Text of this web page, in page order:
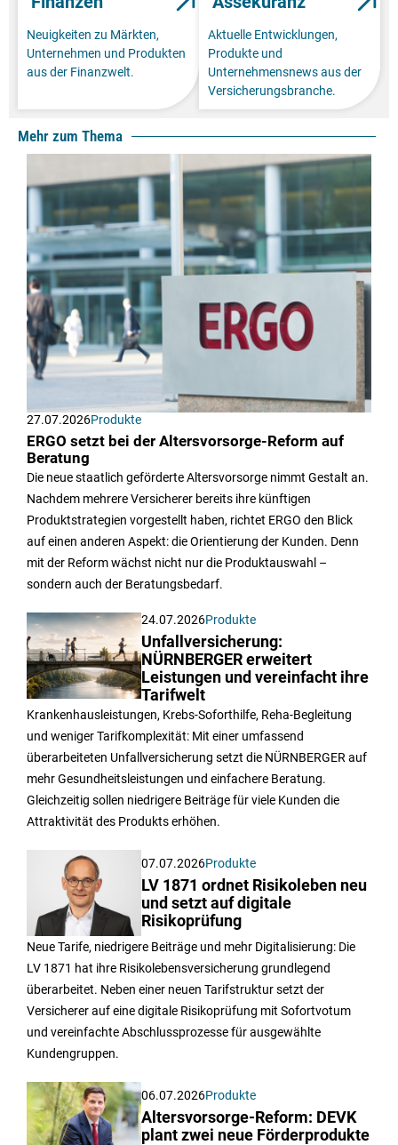
Neuigkeiten zu Märkten,
Unternehmen und Produkten
aus der Finanzwelt.
Aktuelle Entwicklungen,
Produkte und
Unternehmensnews aus der
Versicherungsbranche.
Mehr zum Thema
27.07.2026Produkte
ERGO setzt bei der Altersvorsorge-Reform auf
Beratung
Die neue staatlich geförderte Altersvorsorge nimmt Gestalt an.
Nachdem mehrere Versicherer bereits ihre künftigen
Produktstrategien vorgestellt haben, richtet ERGO den Blick
auf einen anderen Aspekt: die Orientierung der Kunden. Denn
mit der Reform wächst nicht nur die Produktauswahl –
sondern auch der Beratungsbedarf.
24.07.2026Produkte
Unfallversicherung:
NÜRNBERGER erweitert
Leistungen und vereinfacht ihre
Tarifwelt
Krankenhausleistungen, Krebs-Soforthilfe, Reha-Begleitung
und weniger Tarifkomplexität: Mit einer umfassend
überarbeiteten Unfallversicherung setzt die NÜRNBERGER auf
mehr Gesundheitsleistungen und einfachere Beratung.
Gleichzeitig sollen niedrigere Beiträge für viele Kunden die
Attraktivität des Produkts erhöhen.
07.07.2026Produkte
LV 1871 ordnet Risikoleben neu
und setzt auf digitale
Risikoprüfung
Neue Tarife, niedrigere Beiträge und mehr Digitalisierung: Die
LV 1871 hat ihre Risikolebensversicherung grundlegend
überarbeitet. Neben einer neuen Tarifstruktur setzt der
Versicherer auf eine digitale Risikoprüfung mit Sofortvotum
und vereinfachte Abschlussprozesse für ausgewählte
Kundengruppen.
06.07.2026Produkte
Altersvorsorge-Reform: DEVK
plant zwei neue Förderprodukte